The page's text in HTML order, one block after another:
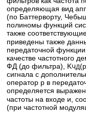
определяющая вид
(по Баттерворту,
полиномы функций
также
приведены также
передаточной
качестве частотного
ФД (до фильтра), KЧД
сигнала с
оператор p в
определяется
частоты на входе и,
(при частотной